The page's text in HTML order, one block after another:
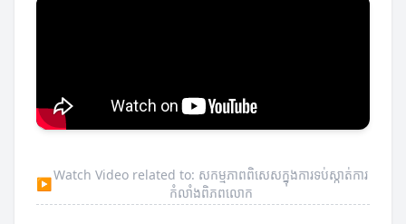
▶
Watch Video related to: សកម្មភាពពិសេសក្នុងការទប់ស្កាត់ការ
កំលាំងពិភពលោក